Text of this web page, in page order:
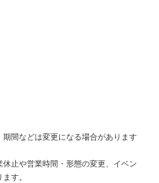
間などは変更になる場合があります
止や営業時間・形態の変更、イベン
す。